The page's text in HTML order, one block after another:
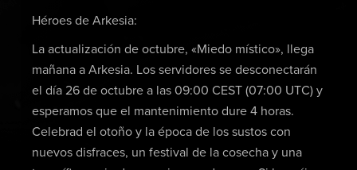
Héroes de Arkesia:
La actualización de octubre, «Miedo místico», llega
mañana a Arkesia. Los servidores se desconectarán
el día 26 de octubre a las 09:00 CEST (07:00 UTC) y
esperamos que el mantenimiento dure 4 horas.
Celebrad el otoño y la época de los sustos con
nuevos disfraces, un festival de la cosecha y una